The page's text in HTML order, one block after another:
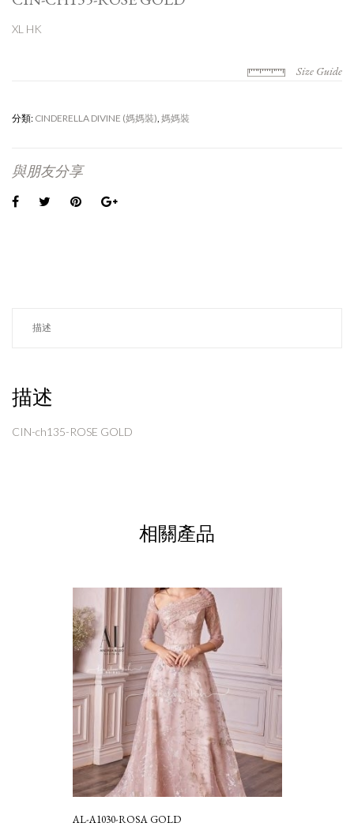
XL HK
Size Guide
分類: CINDERELLA DIVINE (媽媽裝) 媽媽裝
與朋友分享
描述
描述
CIN-ch135-ROSE GOLD
相關產品
AL-A1030-ROSA GOLD